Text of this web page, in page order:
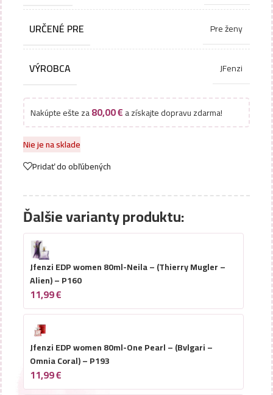
URČENÉ PRE Pre ženy
VÝROBCA JFenzi
Nakúpte ešte za80,00€a získajte dopravu zdarma!
Nie je na sklade
Pridať do obľúbených
Ďalšie varianty produktu:
Jfenzi EDP women 80ml-Neila – (Thierry Mugler –
Alien) – P160
11,99€
Jfenzi EDP women 80ml-One Pearl – (Bvlgari –
Omnia Coral) – P193
11,99€